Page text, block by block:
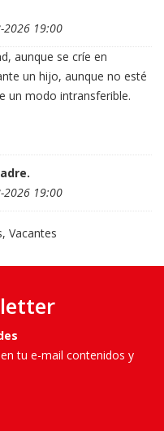
2026 19:00
aunque se críe en
un hijo, aunque no esté
un modo intransferible.
2026 19:00
, Vacantes
tu e-mail contenidos y